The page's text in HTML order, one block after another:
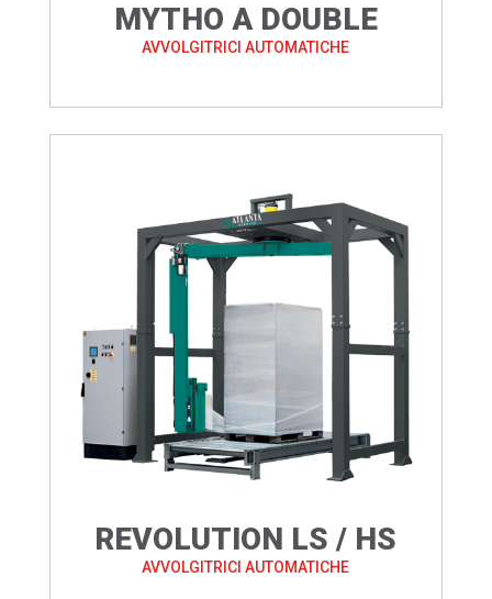
MYTHO A DOUBLE
AVVOLGITRICI AUTOMATICHE
REVOLUTION LS / HS
AVVOLGITRICI AUTOMATICHE